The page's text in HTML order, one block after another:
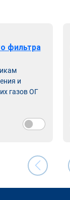
фильтра
и
газов ОГ